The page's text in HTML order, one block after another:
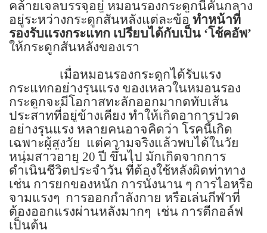
คล้ายเจลบรรจุอยู่ หมอนรองกระดูกนี้คั่นกลาง
อยู่ระหว่างกระดูกสันหลังแต่ละข้อ ทำหน้าที่
รองรับแรงกระแทก เปรียบได้กับเป็น ‘โช้คอัพ’
ให้กระดูกสันหลังของเรา
เมื่อหมอนรองกระดูกได้รับแรง
กระแทกอย่างรุนแรง ของเหลวในหมอนรอง
กระดูกจะมีโอกาสทะลักออกมากดทับเส้น
ประสาทที่อยู่ข้างเคียง ทำให้เกิดอาการปวด
อย่างรุนแรง หลายคนอาจคิดว่า โรคนี้เกิด
เฉพาะผู้สูงวัย แต่ความจริงแล้วพบได้ในวัย
หนุ่มสาวอายุ 20ปี ขึ้นไป มักเกิดจากการ
ดำเนินชีวิตประจำวัน ที่ต้องใช้หลังผิดท่าทาง
เช่น การยกของหนัก การนั่งนาน ๆ การไอหรือ
จามแรงๆ การออกกำลังกาย หรือเล่นกีฬาที่
ต้องออกแรงผ่านหลังมากๆ เช่น การตีกอล์ฟ
เป็นต้น